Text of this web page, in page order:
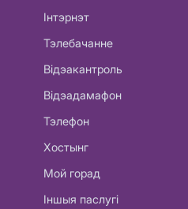
Інтэрнэт
Тэлебачанне
Відэакантроль
Відэадамафон
Тэлефон
Хостынг
Мой горад
Іншыя паслугі